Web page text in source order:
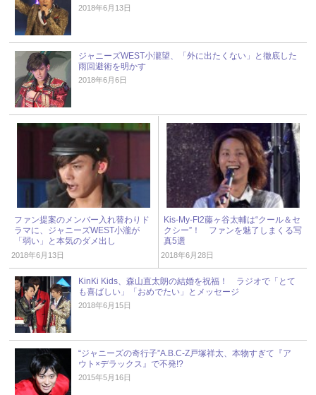
2018年6月13日
ジャニーズWEST小瀧望、「外に出たくない」と徹底した
雨回避術を明かす
2018年6月6日
ファン提案のメンバー入れ替わりド
ラマに、ジャニーズWEST小瀧が
「弱い」と本気のダメ出し
2018年6月13日
Kis-My-Ft2藤ヶ谷太輔は“クール＆セ
クシー”！ ファンを魅了しまくる写
真5選
2018年6月28日
KinKi Kids、森山直太朗の結婚を祝福！ ラジオで「とて
も喜ばしい」「おめでたい」とメッセージ
2018年6月15日
“ジャニーズの奇行子”A.B.C-Z戸塚祥太、本物すぎて『ア
ウト×デラックス』で不発!?
2015年5月16日